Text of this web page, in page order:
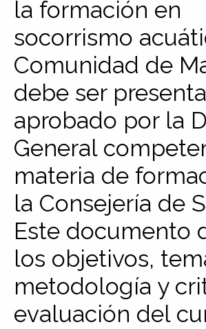
la formación en
socorrismo
Comunidad de
debe ser
aprobado por la
General
materia de
la Consejería de
Este documento
los objetivos,
metodología y
evaluación del